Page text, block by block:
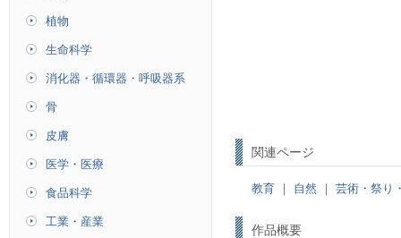
関連ページ
教育 ｜ 自然 ｜ 芸術・祭り
作品概要
植物
生命科学
消化器・循環器・呼吸器系
骨
皮膚
医学・医療
食品科学
工業・産業